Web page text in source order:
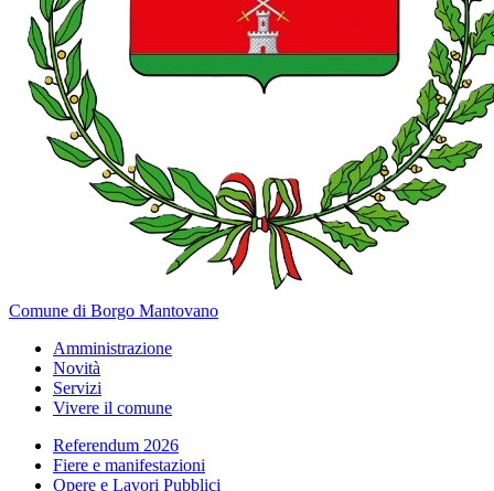
Comune di Borgo Mantovano
Amministrazione
Novità
Servizi
Vivere il comune
Referendum 2026
Fiere e manifestazioni
Opere e Lavori Pubblici